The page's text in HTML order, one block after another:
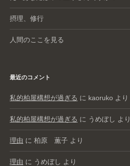
摂理、修行
人間のここを見る
最近のコメント
私的柏屋構想が過ぎる に kaoruko より
私的柏屋構想が過ぎる に うめぼし より
理由 に 柏原 薫子 より
理由 に うめぼし より